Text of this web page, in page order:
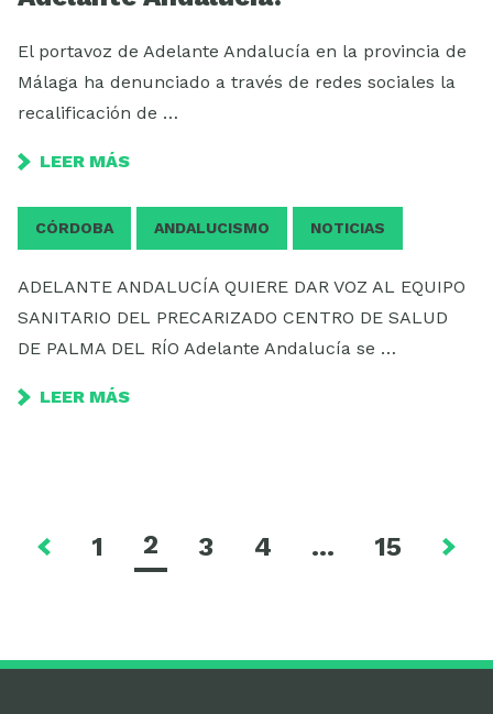
El portavoz de Adelante Andalucía en la provincia de
Málaga ha denunciado a través de redes sociales la
recalificación de …
LEER MÁS
CÓRDOBA ANDALUCISMO NOTICIAS
ADELANTE ANDALUCÍA QUIERE DAR VOZ AL EQUIPO
SANITARIO DEL PRECARIZADO CENTRO DE SALUD
DE PALMA DEL RÍO Adelante Andalucía se …
LEER MÁS
1 2 3 4 … 15